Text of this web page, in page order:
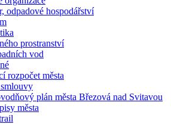
odpadové hospodářství
prostranství
vod
rozpočet města
plán města Březová nad Svitavou
města